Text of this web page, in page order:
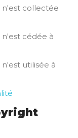
collectée
cédée à
utilisée à